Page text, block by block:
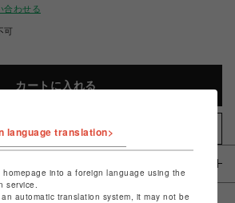
合わせる
可
カートに入れる
お気に入りアイテムに追加
language translation>
homepage into a foreign language using the
service.
automatic translation system, it may not be